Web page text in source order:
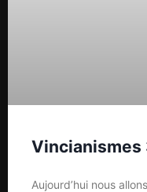
Vincianismes
Aujourd’hui nous